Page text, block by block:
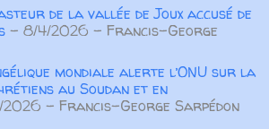
du bien au corps”, m...
de la vallée de Joux accusé de
- 8/4/2026 - Francis-George
mondiale alerte l’ONU sur la
au Soudan et en
- Francis-George Sarpédon